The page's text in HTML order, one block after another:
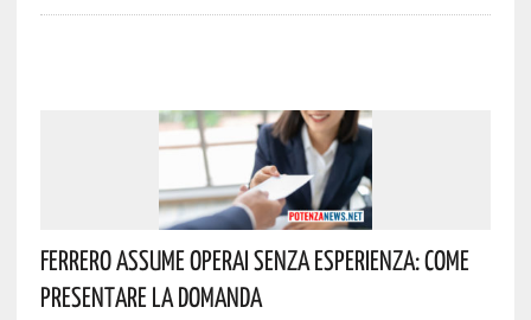
Ferrero Assume Operai Senza Esperienza: Come
Presentare La Domanda